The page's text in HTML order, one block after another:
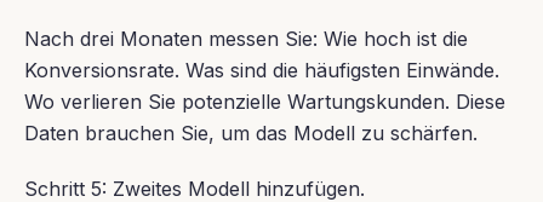
Nach drei Monaten messen Sie: Wie hoch ist die
Konversionsrate. Was sind die häufigsten Einwände.
Wo verlieren Sie potenzielle Wartungskunden. Diese
Daten brauchen Sie, um das Modell zu schärfen.
Schritt 5: Zweites Modell hinzufügen.